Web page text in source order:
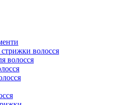
волосся
волосся